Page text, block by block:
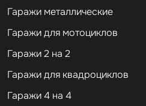
Гаражи металлические
Гаражи для мотоциклов
Гаражи 2 на 2
Гаражи для квадроциклов
Гаражи 4 на 4